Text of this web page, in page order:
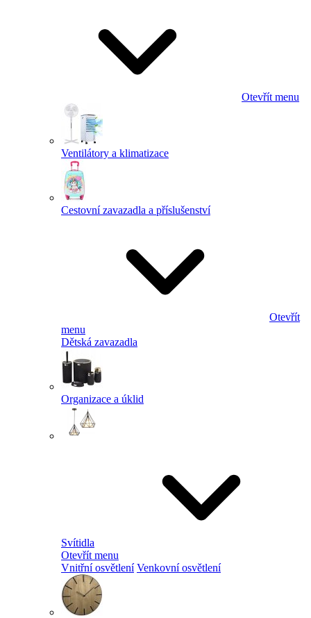
Otevřít menu
Ventilátory a klimatizace
Cestovní zavazadla a příslušenství
Otevřít
menu
Dětská zavazadla
Organizace a úklid
Svítidla
Otevřít menu
Vnitřní osvětlení Venkovní osvětlení